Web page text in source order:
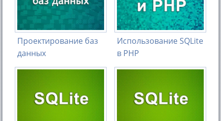
Проектирование баз
данных
Использование SQLite
в PHP